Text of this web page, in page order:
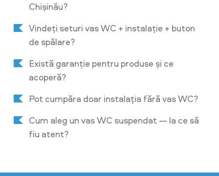
Chișinău?
Vindeți seturi vas WC + instalație + buton
de spălare?
Există garanție pentru produse și ce
acoperă?
Pot cumpăra doar instalația fără vas WC?
Cum aleg un vas WC suspendat — la ce să
fiu atent?